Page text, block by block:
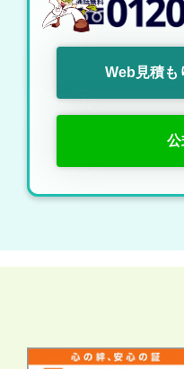
Web見積も
公